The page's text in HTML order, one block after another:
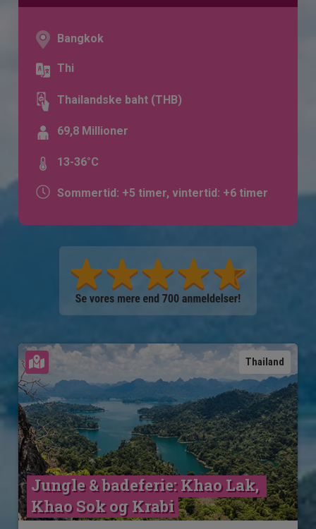
Bangkok
Thi
Thailandske baht (THB)
69,8 Millioner
13-36°C
Sommertid: +5 timer, vintertid: +6 timer
Thailand
Se kort
Jungle & badeferie: Khao Lak,
Khao Sok og Krabi